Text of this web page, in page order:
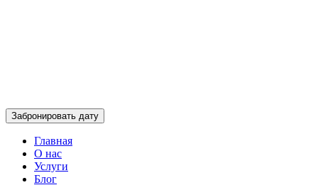
Забронировать дату
Главная
О нас
Услуги
Блог